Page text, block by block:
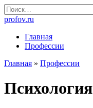
Перейти
к
содержанию
Search
for:
profov.ru
Главная
Профессии
Главная » Профессии
Психология